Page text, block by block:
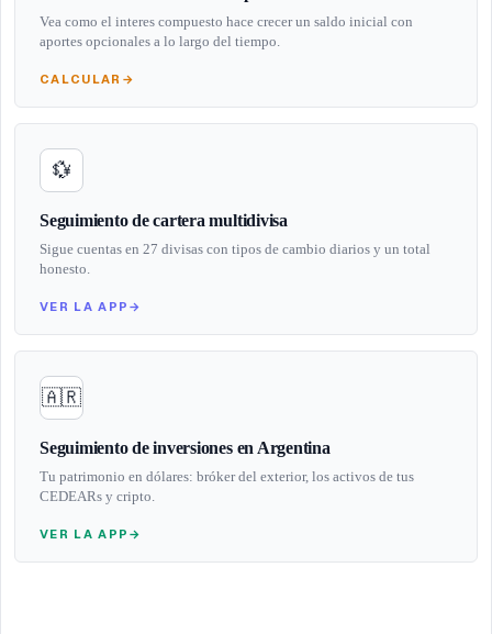
Vea como el interes compuesto hace crecer un saldo inicial con
aportes opcionales a lo largo del tiempo.
CALCULAR →
💱
Seguimiento de cartera multidivisa
Sigue cuentas en 27 divisas con tipos de cambio diarios y un total
honesto.
VER LA APP →
🇦🇷
Seguimiento de inversiones en Argentina
Tu patrimonio en dólares: bróker del exterior, los activos de tus
CEDEARs y cripto.
VER LA APP →